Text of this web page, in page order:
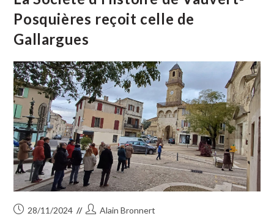
Posquières reçoit celle de
Gallargues
Publication
28/11/2024
Auteur/autrice
Alain Bronnert